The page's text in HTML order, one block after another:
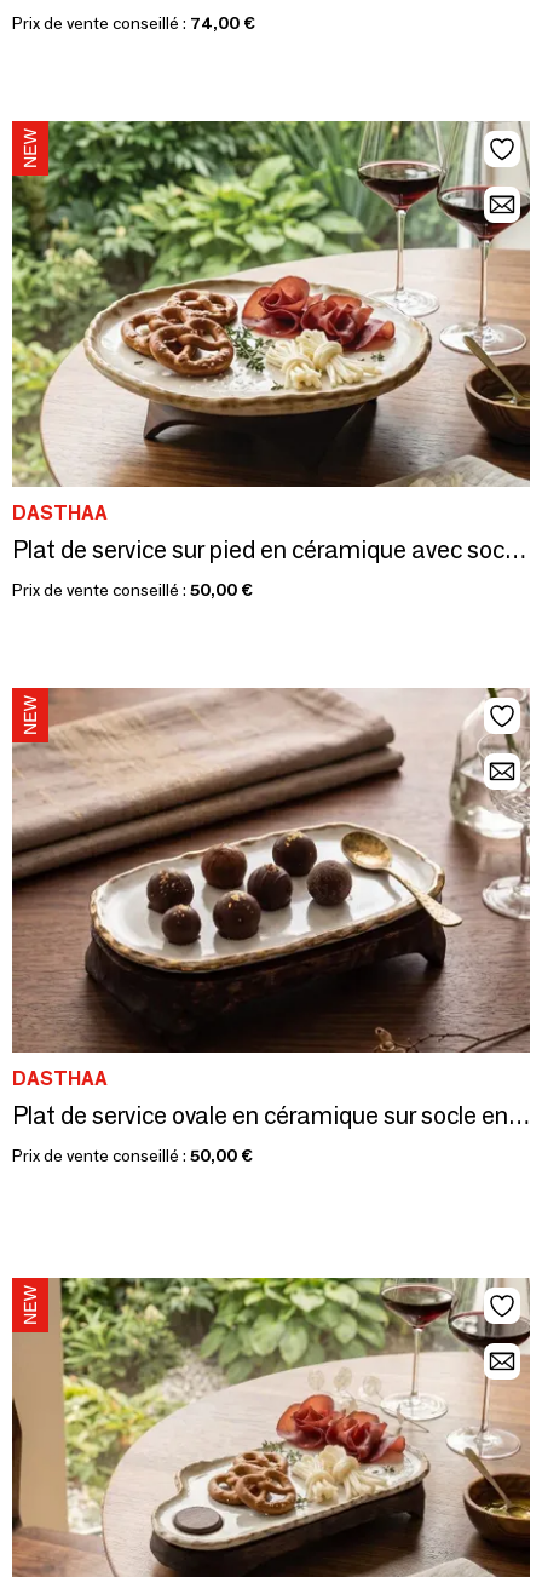
Prix de vente conseillé : 74,00 €
DASTHAA
Plat de service sur pied en céramique avec socle en bois
Prix de vente conseillé : 50,00 €
DASTHAA
Plat de service ovale en céramique sur socle en bois
Prix de vente conseillé : 50,00 €